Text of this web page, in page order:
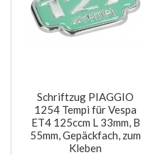
Schriftzug PIAGGIO
1254 Tempi für Vespa
ET4 125ccm L 33mm, B
55mm, Gepäckfach, zum
Kleben